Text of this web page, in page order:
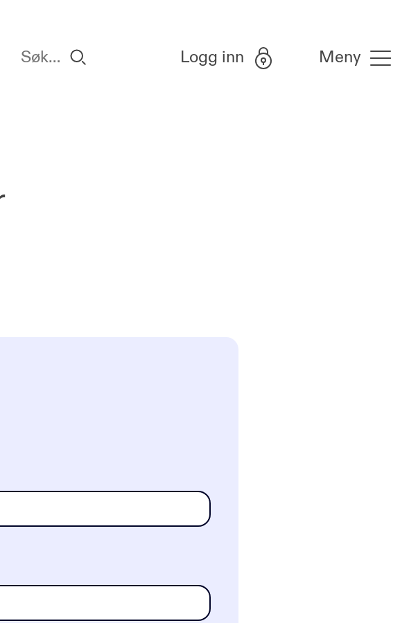
Logg inn Meny